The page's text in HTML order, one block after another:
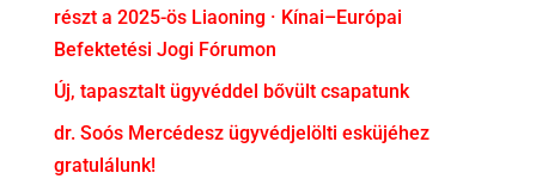
részt a 2025-ös Liaoning · Kínai–Európai
Befektetési Jogi Fórumon
Új, tapasztalt ügyvéddel bővült csapatunk
dr. Soós Mercédesz ügyvédjelölti esküjéhez
gratulálunk!